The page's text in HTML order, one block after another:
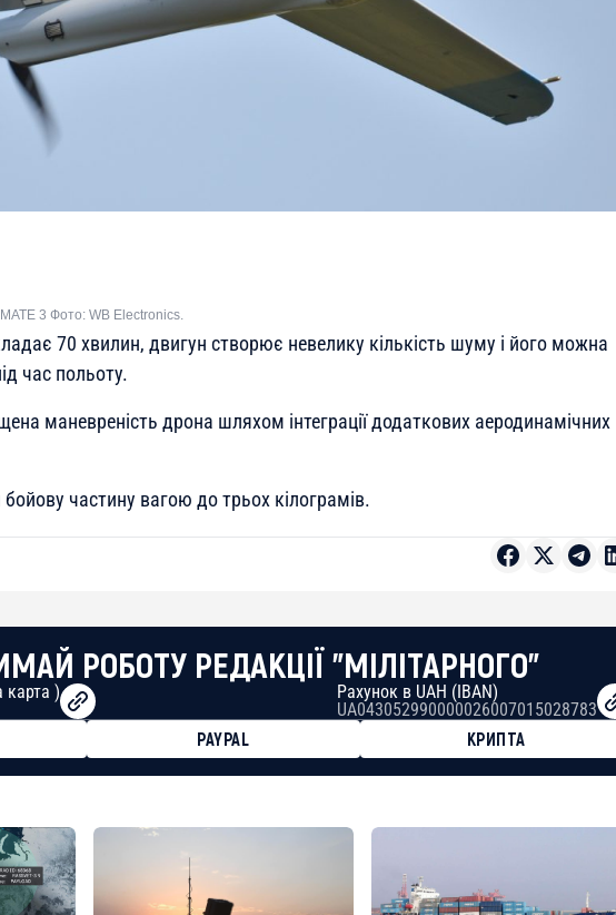
3 Фото: WB Electronics.
70 хвилин, двигун створює невелику кількість шуму і його можна
час польоту.
маневреність дрона шляхом інтеграції додаткових аеродинамічних
частину вагою до трьох кілограмів.
РОБОТУ РЕДАКЦІЇ "МІЛІТАРНОГО"
карта )
Рахунок в UAH (IBAN)
UA043052990000026007015028783
PAYPAL
КРИПТА